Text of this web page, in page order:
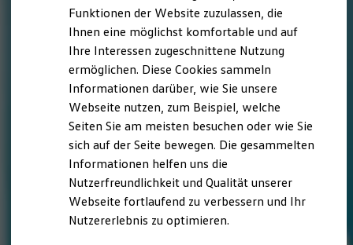
Anreise zu Interview oder AC
Kontakt und Hilfe
Barrierefrei bewerben
Triff unsere Recruiter
Events
Funktionen der Website zuzulassen, die
Ihnen eine möglichst komfortable und auf
Ihre Interessen zugeschnittene Nutzung
ermöglichen. Diese Cookies sammeln
Informationen darüber, wie Sie unsere
Webseite nutzen, zum Beispiel, welche
Seiten Sie am meisten besuchen oder wie Sie
sich auf der Seite bewegen. Die gesammelten
Informationen helfen uns die
Nutzerfreundlichkeit und Qualität unserer
Webseite fortlaufend zu verbessern und Ihr
Nutzererlebnis zu optimieren.